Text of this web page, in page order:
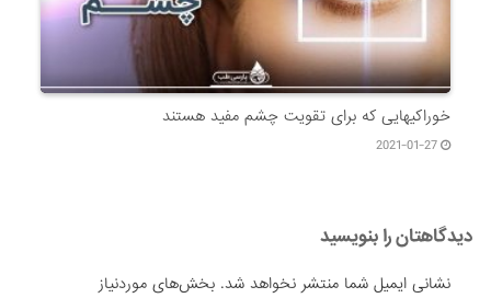
خوراکیهایی که برای تقویت چشم مفید هستند
2021-01-27
دیدگاهتان را بنویسید
نشانی ایمیل شما منتشر نخواهد شد. بخش‌های موردنیاز